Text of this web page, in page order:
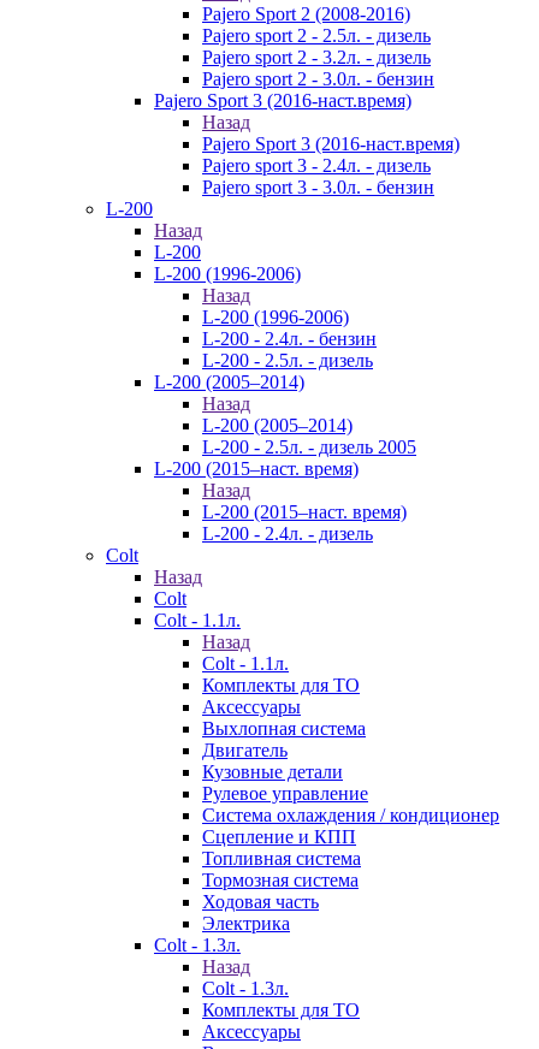
Pajero Sport 2 (2008-2016)
Pajero sport 2 - 2.5л. - дизель
Pajero sport 2 - 3.2л. - дизель
Pajero sport 2 - 3.0л. - бензин
Pajero Sport 3 (2016-наст.время)
Назад
Pajero Sport 3 (2016-наст.время)
Pajero sport 3 - 2.4л. - дизель
Pajero sport 3 - 3.0л. - бензин
L-200
Назад
L-200
L-200 (1996-2006)
Назад
L-200 (1996-2006)
L-200 - 2.4л. - бензин
L-200 - 2.5л. - дизель
L-200 (2005–2014)
Назад
L-200 (2005–2014)
L-200 - 2.5л. - дизель 2005
L-200 (2015–наст. время)
Назад
L-200 (2015–наст. время)
L-200 - 2.4л. - дизель
Colt
Назад
Colt
Colt - 1.1л.
Назад
Colt - 1.1л.
Комплекты для ТО
Аксессуары
Выхлопная система
Двигатель
Кузовные детали
Рулевое управление
Система охлаждения / кондиционер
Сцепление и КПП
Топливная система
Тормозная система
Ходовая часть
Электрика
Colt - 1.3л.
Назад
Colt - 1.3л.
Комплекты для ТО
Аксессуары